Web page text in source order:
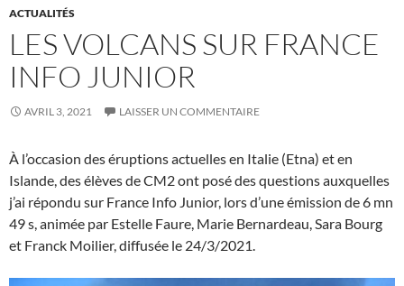
ACTUALITÉS
LES VOLCANS SUR FRANCE
INFO JUNIOR
AVRIL 3, 2021 LAISSER UN COMMENTAIRE
À l’occasion des éruptions actuelles en Italie (Etna) et en
Islande, des élèves de CM2 ont posé des questions auxquelles
j’ai répondu sur France Info Junior, lors d’une émission de 6 mn
49 s, animée par Estelle Faure, Marie Bernardeau, Sara Bourg
et Franck Moilier, diffusée le 24/3/2021.